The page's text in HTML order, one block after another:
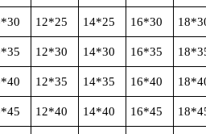
12*25 14*25 16*30
12*30 14*30 16*35
12*35 14*35 16*40
12*40 14*40 16*45